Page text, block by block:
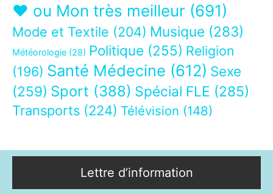
❤ ou Mon très meilleur (691)
Mode et Textile (204) Musique (283)
Météorologie (28) Politique (255) Religion
(196) Santé Médecine (612) Sexe
(259) Sport (388) Spécial FLE (285)
Transports (224) Télévision (148)
Lettre d’information